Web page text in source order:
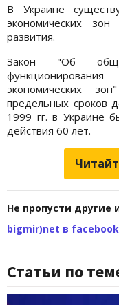
В Украине
экономических
развития.
Закон "Об
экономических
предельных сроков
1999 гг. в Украине
действия 60 лет.
Не пропусти другие
bigmir)net в facebook
Статьи по